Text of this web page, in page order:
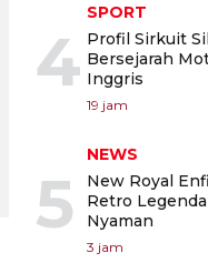
4
SPORT
Profil Sirkuit
Bersejarah
Inggris
19 jam
5
NEWS
New Royal
Retro
Nyaman
3 jam